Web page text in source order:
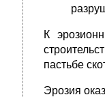
К
пастьбе
Эрозия